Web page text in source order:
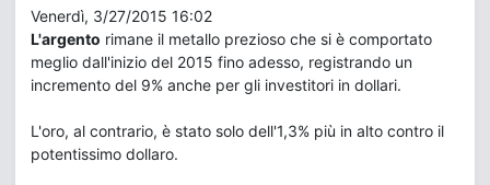
Venerdì, 3/27/2015 16:02
L'argento rimane il metallo prezioso che si è comportato
meglio dall'inizio del 2015 fino adesso, registrando un
incremento del 9% anche per gli investitori in dollari.
L'oro, al contrario, è stato solo dell'1,3% più in alto contro il
potentissimo dollaro.